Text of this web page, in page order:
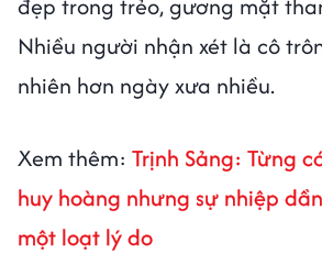
Nhiều người nhận xét là cô
nhiên hơn ngày xưa nhiều.
Xem thêm: Trịnh Sảng: Từng
huy hoàng nhưng sự nhiệp
một loạt lý do